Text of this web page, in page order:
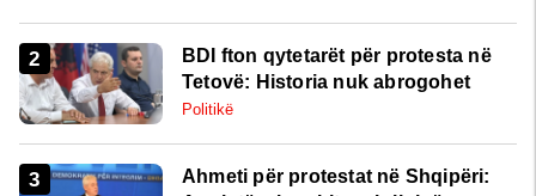
BDI fton qytetarët për protesta në
Tetovë: Historia nuk abrogohet
Politikë
Ahmeti për protestat në Shqipëri: